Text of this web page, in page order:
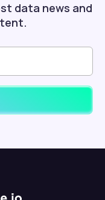
data news and